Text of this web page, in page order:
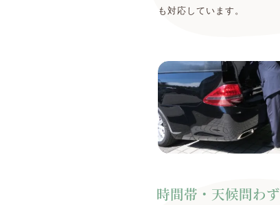
も対応しています。
時間帯・天候問わず